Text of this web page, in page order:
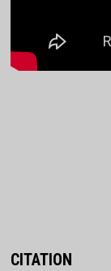
CITATION